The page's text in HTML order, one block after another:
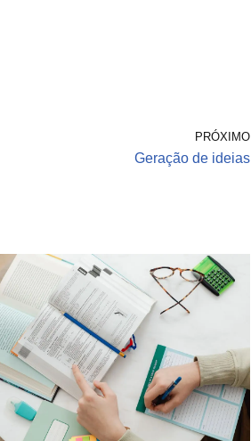
PRÓXIMO
Geração de ideias